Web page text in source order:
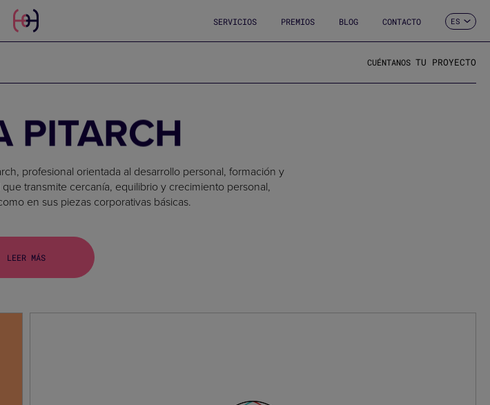
SERVICIOS PREMIOS BLOG CONTACTO
ES
FR
IT
CUÉNTANOS TU PROYECTO
PITARCH
profesional orientada al desarrollo personal, formación y
transmite cercanía, equilibrio y crecimiento personal,
en sus piezas corporativas básicas.
LEER MÁS